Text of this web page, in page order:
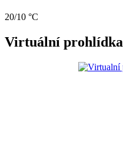
20/10 °C
Virtuální prohlídka